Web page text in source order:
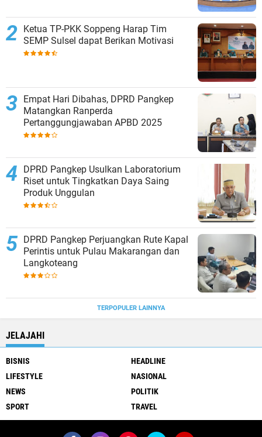
Ketua TP-PKK Soppeng Harap Tim
SEMP Sulsel dapat Berikan Motivasi
Empat Hari Dibahas, DPRD Pangkep
Matangkan Ranperda
Pertanggungjawaban APBD 2025
DPRD Pangkep Usulkan Laboratorium
Riset untuk Tingkatkan Daya Saing
Produk Unggulan
DPRD Pangkep Perjuangkan Rute Kapal
Perintis untuk Pulau Makarangan dan
Langkoteang
TERPOPULER LAINNYA
JELAJAHI
BISNIS
HEADLINE
LIFESTYLE
NASIONAL
NEWS
POLITIK
SPORT
TRAVEL